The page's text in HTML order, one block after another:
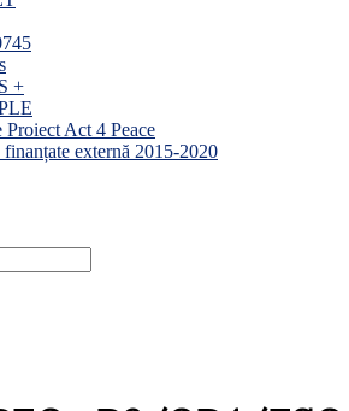
+
Proiect Act 4 Peace
finanțate externă 2015-2020